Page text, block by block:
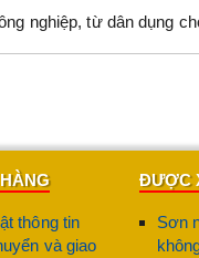
nghiệp, từ dân dụng
phù hợp cho máy
thông tin
và giao
ĐƯỢC
Sơn